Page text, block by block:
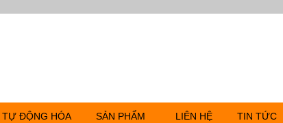
TỰ ĐỘNG HÓA SẢN PHẨM LIÊN HỆ TIN TỨC